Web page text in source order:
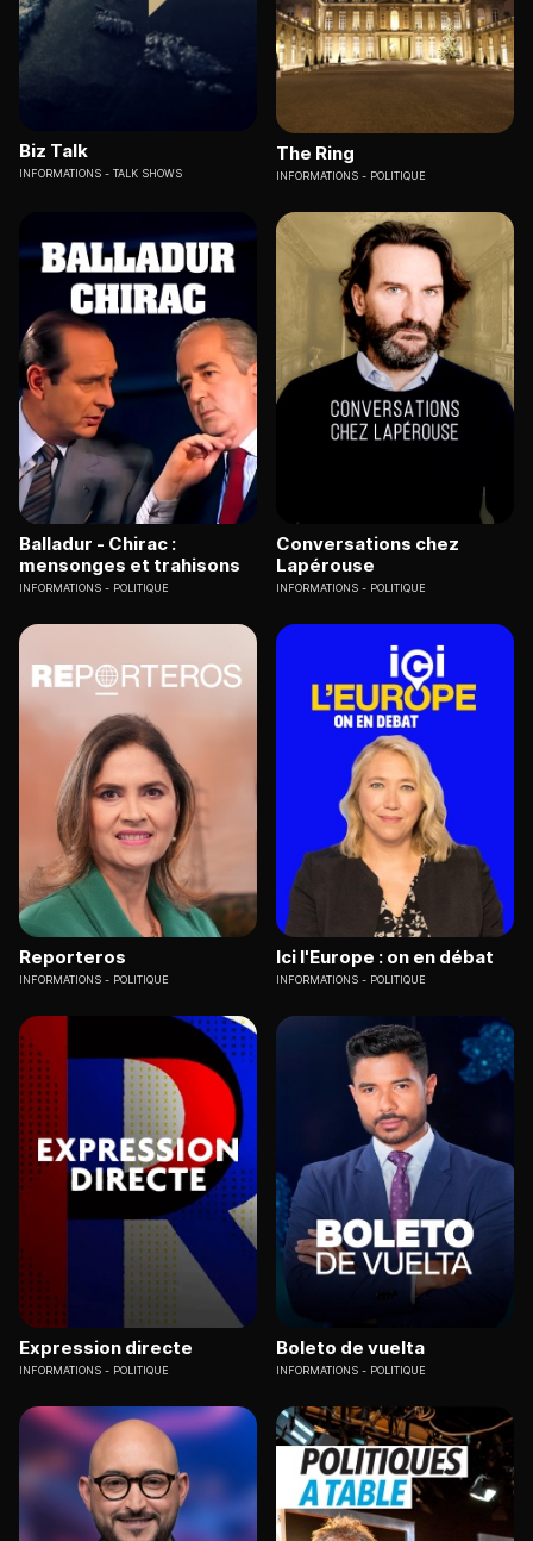
Biz Talk
INFORMATIONS TALK SHOWS
The Ring
INFORMATIONS POLITIQUE
Balladur - Chirac :
mensonges et trahisons
INFORMATIONS POLITIQUE
Conversations chez
Lapérouse
INFORMATIONS POLITIQUE
Reporteros
INFORMATIONS POLITIQUE
Ici l'Europe : on en débat
INFORMATIONS POLITIQUE
Expression directe
INFORMATIONS POLITIQUE
Boleto de vuelta
INFORMATIONS POLITIQUE